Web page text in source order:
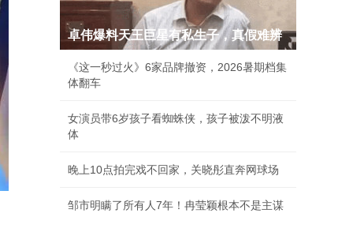
卓伟爆料天王巨星有私生子，真假难辨
《这一秒过火》6家品牌撤资，2026暑期档集
体翻车
女演员带6岁孩子看蜘蛛侠，孩子被泼不明液
体
晚上10点拍完戏不回家，关晓彤直奔网球场
邹市明瞒了所有人7年！冉莹颖根本不是主谋